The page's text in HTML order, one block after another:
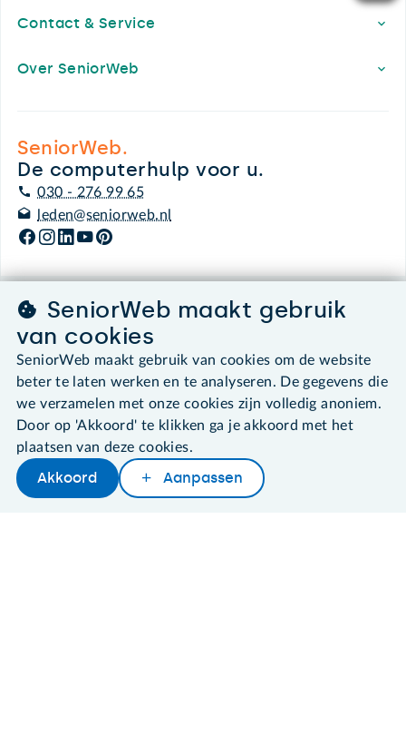
Later lezen Delen Woordenboek
Contact & Service
Over SeniorWeb
SeniorWeb.
De computerhulp voor u.
030 - 276 99 65
leden@seniorweb.nl
©2026 SeniorWeb
Algemene voorwaarden
Cookies en cookie-instellingen
Disclaimer
Privacybeleid
About SeniorWeb
SeniorWeb maakt gebruik
van cookies
SeniorWeb maakt gebruik van cookies om de website
beter te laten werken en te analyseren. De gegevens die
we verzamelen met onze cookies zijn volledig anoniem.
Door op 'Akkoord' te klikken ga je akkoord met het
plaatsen van deze cookies.
Akkoord Aanpassen